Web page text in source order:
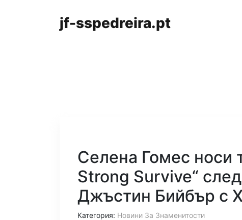
jf-sspedreira.pt
Селена Гомес носи
Strong Survive“
Джъстин Бийбър с
Категория: Новини За Знаменитости